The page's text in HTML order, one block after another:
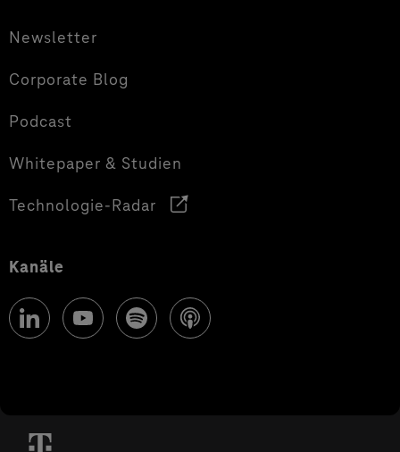
Newsletter
Corporate Blog
Podcast
Whitepaper & Studien
Technologie-Radar
Kanäle